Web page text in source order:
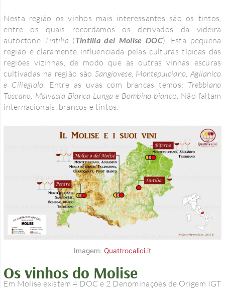
Nesta região os vinhos mais interessantes são os tintos,
entre os quais recordamos os derivados da videira
autóctone Tintilia (Tintilia del Molise DOC). Esta pequena
região é claramente influenciada pelas culturas típicas das
regiões vizinhas, de modo que as outras vinhas escuras
cultivadas na região são Sangiovese, Montepulciano, Aglianico
e Ciliegiolo. Entre as uvas com brancas temos: Trebbiano
Toscano, Malvasia Bianca Lunga e Bombino bianco. Não faltam
internacionais, brancos e tintos.
Imagem: Quattrocalici.it
Os vinhos do Molise
Em Molise existem 4 DOC e 2 Denominações de Origem IGT